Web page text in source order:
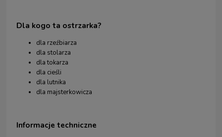
Dla kogo ta ostrzarka?
dla rzeźbiarza
dla stolarza
dla tokarza
dla cieśli
dla lutnika
dla majsterkowicza
Informacje techniczne